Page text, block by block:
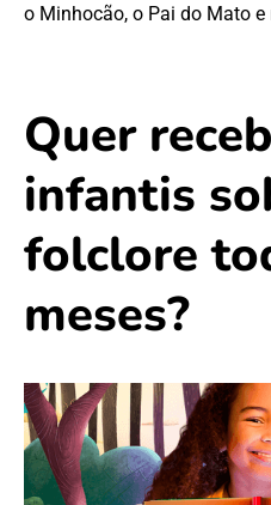
o Minhocão, o Pai do Mato
Quer
infantis
folclore
meses?